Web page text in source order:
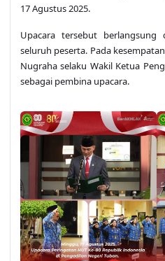
17 Agustus 2025.
Upacara tersebut
seluruh peserta. Pada
Nugraha selaku Wakil Ketua
sebagai pembina upacara.